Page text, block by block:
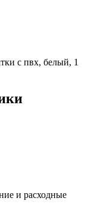
с пвх, белый, 1
и расходные